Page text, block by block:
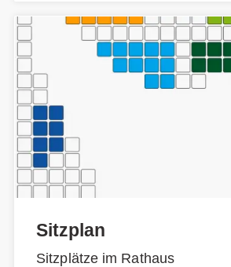
Sitzplan
Sitzplätze im Rathaus